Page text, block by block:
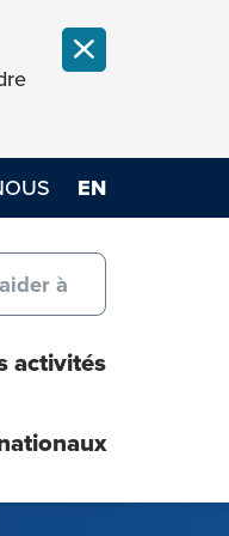
FERMER LA
EN
activités